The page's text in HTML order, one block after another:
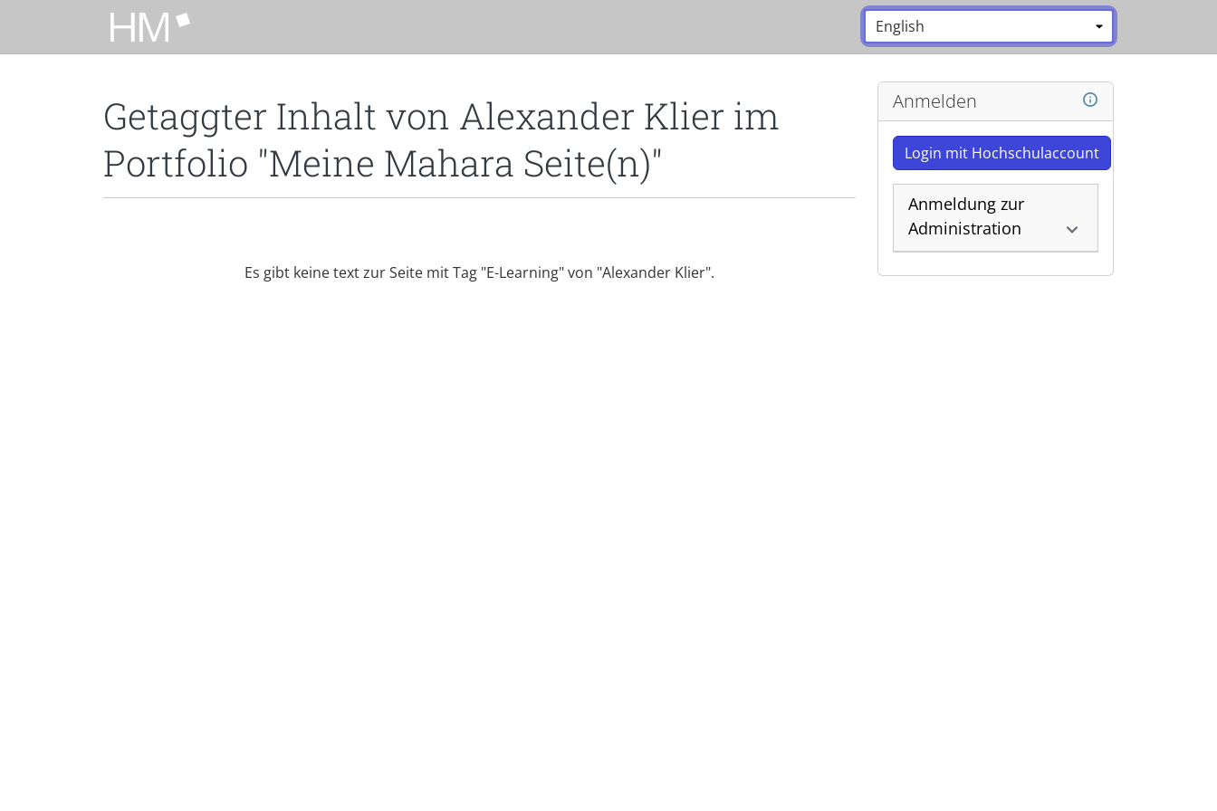
Zum Hauptinhalt zurückspringen Sprache:
Getaggter Inhalt von Alexander Klier im
Portfolio "Meine Mahara Seite(n)"
Es gibt keine text zur Seite mit Tag "E-Learning" von "Alexander Klier".
Anmelden
Login mit Hochschulaccount
Anmeldung zur
Administration